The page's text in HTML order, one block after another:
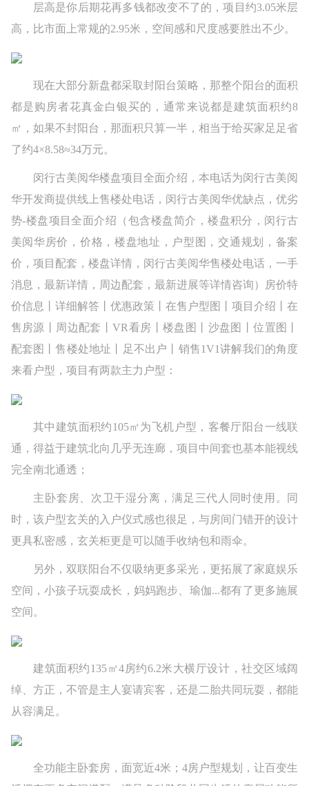
层高是你后期花再多钱都改变不了的，项目约3.05米层
高，比市面上常规的2.95米，空间感和尺度感要胜出不少。
现在大部分新盘都采取封阳台策略，那整个阳台的面积
都是购房者花真金白银买的，通常来说都是建筑面积约8
㎡，如果不封阳台，那面积只算一半，相当于给买家足足省
了约4×8.58≈34万元。
闵行古美阅华楼盘项目全面介绍，本电话为闵行古美阅
华开发商提供线上售楼处电话，闵行古美阅华优缺点，优劣
势-楼盘项目全面介绍（包含楼盘简介，楼盘积分，闵行古
美阅华房价，价格，楼盘地址，户型图，交通规划，备案
价，项目配套，楼盘详情，闵行古美阅华售楼处电话，一手
消息，最新详情，周边配套，最新进展等详情咨询）房价特
价信息丨详细解答丨优惠政策丨在售户型图丨项目介绍丨在
售房源丨周边配套丨VR看房丨楼盘图丨沙盘图丨位置图丨
配套图丨售楼处地址丨足不出户丨销售1V1讲解我们的角度
来看户型，项目有两款主力户型：
其中建筑面积约105㎡为飞机户型，客餐厅阳台一线联
通，得益于建筑北向几乎无连廊，项目中间套也基本能视线
完全南北通透；
主卧套房、次卫干湿分离，满足三代人同时使用。同
时，该户型玄关的入户仪式感也很足，与房间门错开的设计
更具私密感，玄关柜更是可以随手收纳包和雨伞。
另外，双联阳台不仅吸纳更多采光，更拓展了家庭娱乐
空间，小孩子玩耍成长，妈妈跑步、瑜伽...都有了更多施展
空间。
建筑面积约135㎡4房约6.2米大横厅设计，社交区域阔
绰、方正，不管是主人宴请宾客，还是二胎共同玩耍，都能
从容满足。
全功能主卧套房，面宽近4米；4房户型规划，让百变生